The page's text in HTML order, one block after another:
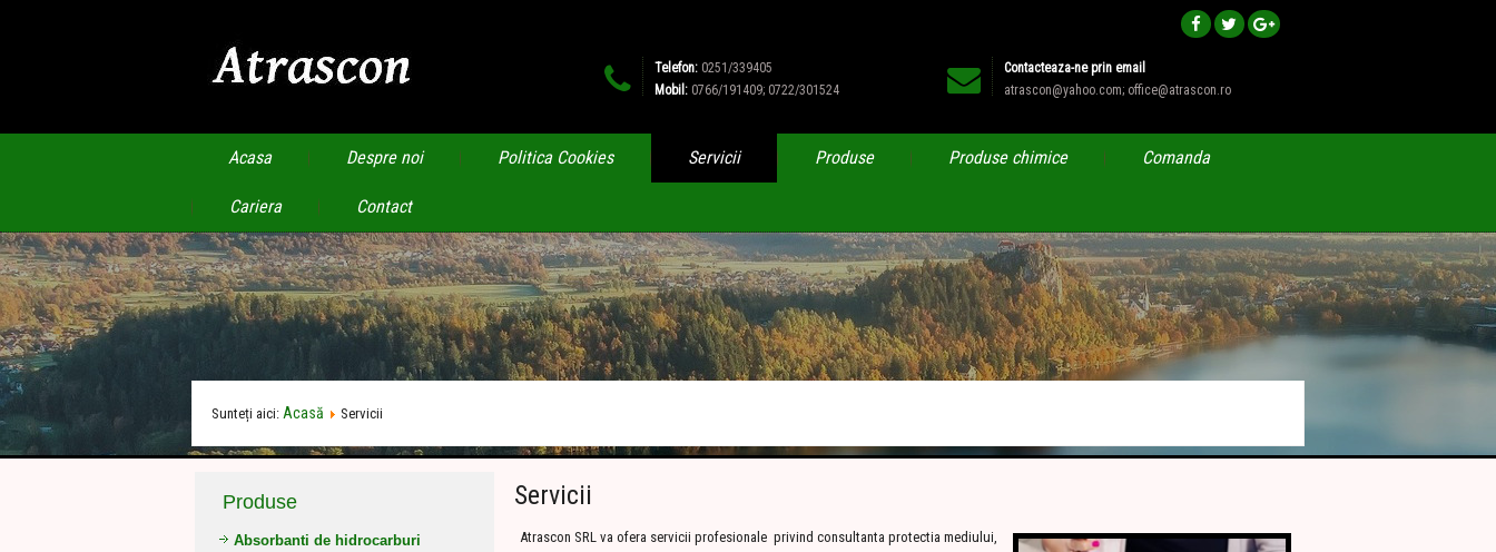
Telefon: 0251/339405
Mobil: 0766/191409; 0722/301524
Contacteaza-ne prin email
atrascon@yahoo.com; office@atrascon.ro
Acasa Despre noi Politica Cookies Servicii Produse Produse chimice Comanda
Cariera Contact
Sunteți aici: Acasă Servicii
Produse
Absorbanti de hidrocarburi
Servicii
Atrascon SRL va ofera servicii profesionale privind consultanta protectia mediului,